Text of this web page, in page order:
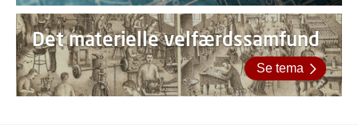
Det materielle velfærdssamfund
Se tema